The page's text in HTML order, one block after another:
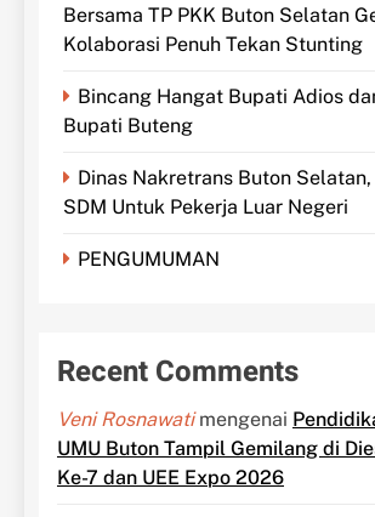
Bersama TP PKK Buton Selatan
Kolaborasi Penuh Tekan Stunting
Bincang Hangat Bupati Adios
Bupati Buteng
Dinas Nakretrans Buton
SDM Untuk Pekerja Luar Negeri
PENGUMUMAN
Recent Comments
Veni Rosnawatimengenai
UMU Buton Tampil Gemilang di
Ke-7 dan UEE Expo 2026